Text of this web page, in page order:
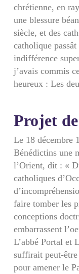
chrétienne, en
une blessure
siècle, et des
catholique
indif­férence
j’avais commis
heureux : Les
Projet
Le 18 décembre
Bénédictins une
l’Orient, dit : «
catholiques
faire tomber les
conceptions
embarrassent
L’abbé Portal et
suffirait peut-
pour amener le